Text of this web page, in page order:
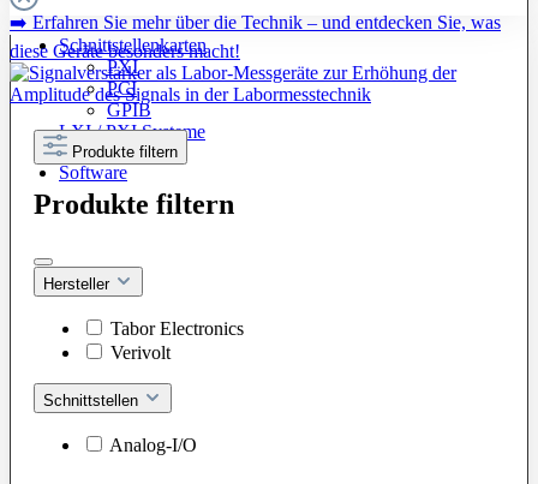
Schnittstellenkarten
PXI
PCI
GPIB
LXI / PXI Systeme
Software
➡️ Erfahren Sie mehr über die Technik – und entdecken Sie, was
diese Geräte besonders macht!
Produkte filtern
Produkte filtern
Hersteller
Tabor Electronics
Verivolt
Schnittstellen
Analog-I/O